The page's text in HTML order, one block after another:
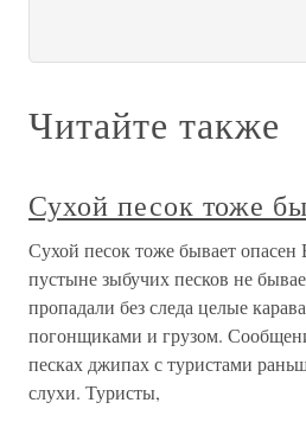
Читайте также
Сухой песок тоже
Сухой песок тоже бывает опасен
пустыне зыбучих песков не
пропадали без следа целые
погонщиками и грузом.
песках джипах с туристами
слухи. Туристы,